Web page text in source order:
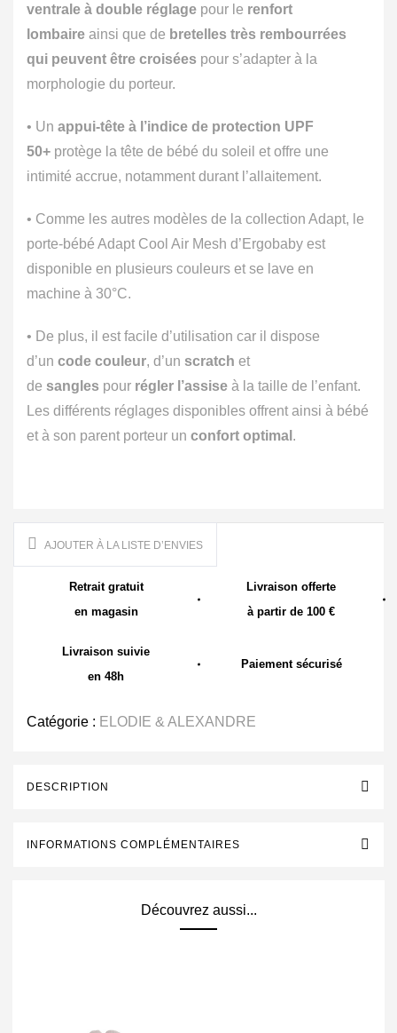
ventrale à double réglage pour le renfort
lombaire ainsi que de bretelles très rembourrées
qui peuvent être croisées pour s’adapter à la
morphologie du porteur.
• Un appui-tête à l’indice de protection UPF
50+ protège la tête de bébé du soleil et offre une
intimité accrue, notamment durant l’allaitement.
• Comme les autres modèles de la collection Adapt, le
porte-bébé Adapt Cool Air Mesh d’Ergobaby est
disponible en plusieurs couleurs et se lave en
machine à 30°C.
• De plus, il est facile d’utilisation car il dispose
d’un code couleur, d’un scratch et
de sangles pour régler l’assise à la taille de l’enfant.
Les différents réglages disponibles offrent ainsi à bébé
et à son parent porteur un confort optimal .
AJOUTER À LA LISTE D’ENVIES
Retrait gratuit
en magasin
Livraison offerte
à partir de 100 €
Livraison suivie
en 48h
Paiement sécurisé
Catégorie : ELODIE & ALEXANDRE
DESCRIPTION
INFORMATIONS COMPLÉMENTAIRES
Découvrez aussi...